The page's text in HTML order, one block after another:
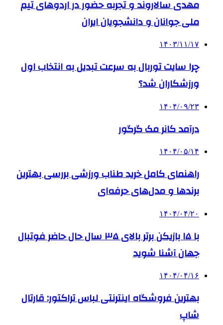
مهدی سالاروند و تجربه حضور در اردوهای تیم
ملی جوانان و دانشجویان ایران
۱۴۰۳/۱۱/۱۷
چرا سایت توربال به ‌سرعت تبدیل به انتخاب اول
ورزشکاران شد؟
۱۴۰۴/۰۹/۲۳
درآمد کانر مک گرگور
۱۴۰۴/۰۵/۱۴
راهنمای کامل خرید طناب ورزشی بررسی بهترین
برندها و مدل‌های حرفه‌ای
۱۴۰۴/۰۴/۲۰
با ۱۵ بازیکن برتر بالای ۳۵ سال حال حاضر فوتبال
جهان آشنا شوید
۱۴۰۴/۰۴/۱۶
بهترین فروشگاه اینترنتی لباس تراکتور: قارتال
شاپ